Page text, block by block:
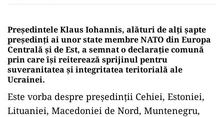
Preşedintele Klaus Iohannis, alături de alţi şapte
preşedinţi ai unor state membre NATO din Europa
Centrală şi de Est, a semnat o declaraţie comună
prin care îşi reiterează sprijinul pentru
suveranitatea şi integritatea teritorială ale
Ucrainei.
Este vorba despre preşedinţii Cehiei, Estoniei,
Lituaniei, Macedoniei de Nord, Muntenegru,